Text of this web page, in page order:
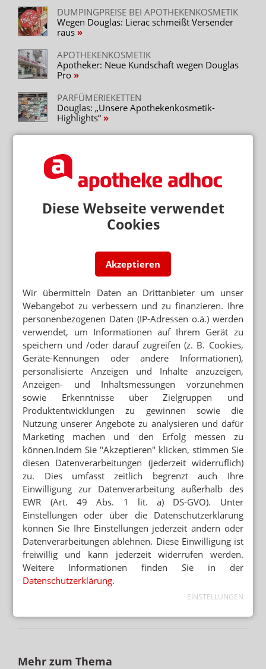
Diese Webseite verwendet
Cookies
Akzeptieren
Wir übermitteln Daten an Drittanbieter um unser
Webangebot zu verbessern und zu finanzieren. Ihre
personenbezogenen Daten (IP-Adressen o.ä.) werden
verwendet, um Informationen auf Ihrem Gerät zu
speichern und /oder darauf zugreifen (z. B. Cookies,
Geräte-Kennungen oder andere Informationen),
personalisierte Anzeigen und Inhalte anzuzeigen,
Anzeigen- und Inhaltsmessungen vorzunehmen
sowie Erkenntnisse über Zielgruppen und
Produktentwicklungen zu gewinnen sowie die
Nutzung unserer Angebote zu analysieren und dafür
Marketing machen und den Erfolg messen zu
können.Indem Sie "Akzeptieren" klicken, stimmen Sie
diesen Datenverarbeitungen (jederzeit widerruflich)
zu. Dies umfasst zeitlich begrenzt auch Ihre
Einwilligung zur Datenverarbeitung außerhalb des
EWR (Art. 49 Abs. 1 lit. a) DS-GVO). Unter
Einstellungen oder über die Datenschutzerklärung
können Sie Ihre Einstellungen jederzeit ändern oder
Datenverarbeitungen ablehnen. Diese Einwilligung ist
freiwillig und kann jederzeit widerrufen werden.
Weitere Informationen finden Sie in der
Datenschutzerklärung.
EINSTELLUNGEN
DUMPINGPREISE BEI APOTHEKENKOSMETIK
Wegen Douglas: Lierac schmeißt Versender
raus
APOTHEKENKOSMETIK
Apotheker: Neue Kundschaft wegen Douglas
Pro
PARFÜMERIEKETTEN
Douglas: „Unsere Apothekenkosmetik-
Highlights“
VERSANDAPOTHEKE VERLÄSST MARKTPLÄTZE
DocMorris: Abschied von Idealo und Ebay
WACHSTUM UM EIN VIERTEL
DocMorris beerdigt Apo-Rot
VERSANDAPOTHEKE AUF MODEPORTAL
Zalando verkauft Apothekenkosmetik
APOTHEKENMARKEN ÜBER MARKTPLATZ
Apo-Rot: Nachschub für Douglas
PARFÜMERIEKETTEN
Douglas schließt fast jede siebte Filiale
PARFÜMERIEKETTE
Douglas will Filialen schließen
APOTHEKENKOSMETIK BEI DOUGLAS
Avène will Apo-Rot stoppen
VERSANDAPOTHEKEN
Zur Rose: Rekordpreis für Teleclinic
„VOM SCHIEDSRICHTER ZUM MITSPIELER“
Verbraucherschützer warnen vor Plattform-
Dominanz
APORETRO – DER SATIRISCHE
Mehr zum Thema